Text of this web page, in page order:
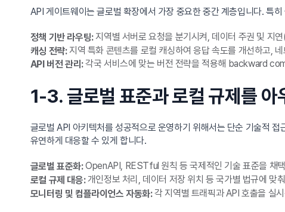
API 게이트웨이는 글로벌 확장에서 가장 중요한 중간 계층입니다. 특
정책 기반 라우팅:지역별 서버로 요청을 분기시켜, 데이터 주권 및 지
캐싱 전략:지역 특화 콘텐츠를 로컬 캐싱하여 응답 속도를 개선하고,
API 버전 관리:각국 서비스에 맞는 버전 전략을 적용해 backward
1-3. 글로벌 표준과 로컬 규제를 아
글로벌 API 아키텍처를 성공적으로 운영하기 위해서는 단순 기술적
유연하게 대응할 수 있게 합니다.
글로벌 표준화:OpenAPI, RESTful 원칙 등 국제적인 기술 표준을 채
로컬 규제 대응:개인정보 처리, 데이터 저장 위치 등 국가별 법규에 맞
모니터링 및 컴플라이언스 자동화:각 지역별 트래픽과 API 호출을 실